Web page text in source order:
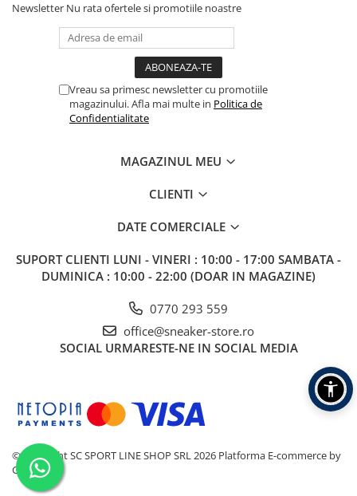
Newsletter Nu rata ofertele si promotiile noastre
Vreau sa primesc newsletter cu promotiile
magazinului. Afla mai multe in Politica de
Confidentialitate
MAGAZINUL MEU
CLIENTI
DATE COMERCIALE
SUPORT CLIENTI LUNI - VINERI : 10:00 - 17:00 SAMBATA -
DUMINICA : 10:00 - 22:00 (DOAR IN MAGAZINE)
0770 293 559
office@sneaker-store.ro
SOCIAL URMARESTE-NE IN SOCIAL MEDIA
©Copyright SC SPORT LINE SHOP SRL 2026 Platforma E-commerce by
Gomag